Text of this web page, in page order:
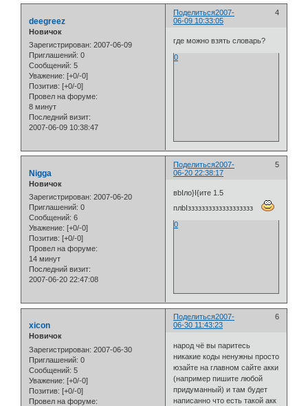
Поделиться 4
2007-
06-09 10:33:05
deegreez
Новичок
Зарегистрирован: 2007-06-09
Приглашений: 0
Сообщений: 5
Уважение: [+0/-0]
Позитив: [+0/-0]
Провел на форуме:
8 минут
Последний визит:
2007-06-09 10:38:47
где можно взять словарь?
0
Поделиться 5
2007-
06-20 22:38:17
Nigga
Новичок
Зарегистрирован: 2007-06-20
Приглашений: 0
Сообщений: 6
Уважение: [+0/-0]
Позитив: [+0/-0]
Провел на форуме:
14 минут
Последний визит:
2007-06-20 22:47:08
вbIло}I{ите 1.5
плbIззззззззззззззззззз
0
Поделиться 6
2007-
06-30 11:43:23
xicon
Новичок
Зарегистрирован: 2007-06-30
Приглашений: 0
Сообщений: 5
Уважение: [+0/-0]
Позитив: [+0/-0]
Провел на форуме:
народ чё вы паритесь
никакие коды ненужны просто
юзайте на главном сайте акки
(например пишите любой
придуманный) и там будет
написанно что есть такой акк